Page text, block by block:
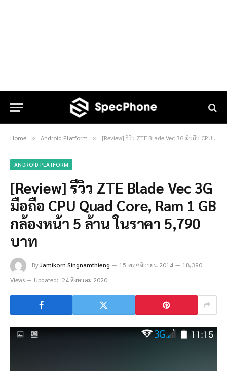
Home » Android Platform » [Review] รีวิว ZTE Blade Vec 3G มือถือ CPU Quad Core, Ram 1 GB กล้องหน้า 5 ล้าน ในราคา 5,790 บาท
ANDROID PLATFORM
[Review] รีวิว ZTE Blade Vec 3G
มือถือ CPU Quad Core, Ram 1 GB
กล้องหน้า 5 ล้าน ในราคา 5,790
บาท
ByJamikorn Singnamthieng 15 พฤศจิกายน 2014
18,390
Views
Updated: 24 สิงหาคม 2020